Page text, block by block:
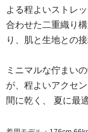
よる程よいストレ
合わせた二重織り
り、肌と生地との
ミニマルな佇まい
が、程よいアクセ
間に乾く、 夏に最